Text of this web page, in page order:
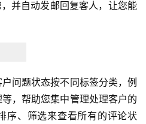
并自动发邮回复客人，让您能
问题状态按不同标签分类，例
，帮助您集中管理处理客户的
序、筛选来查看所有的评论状